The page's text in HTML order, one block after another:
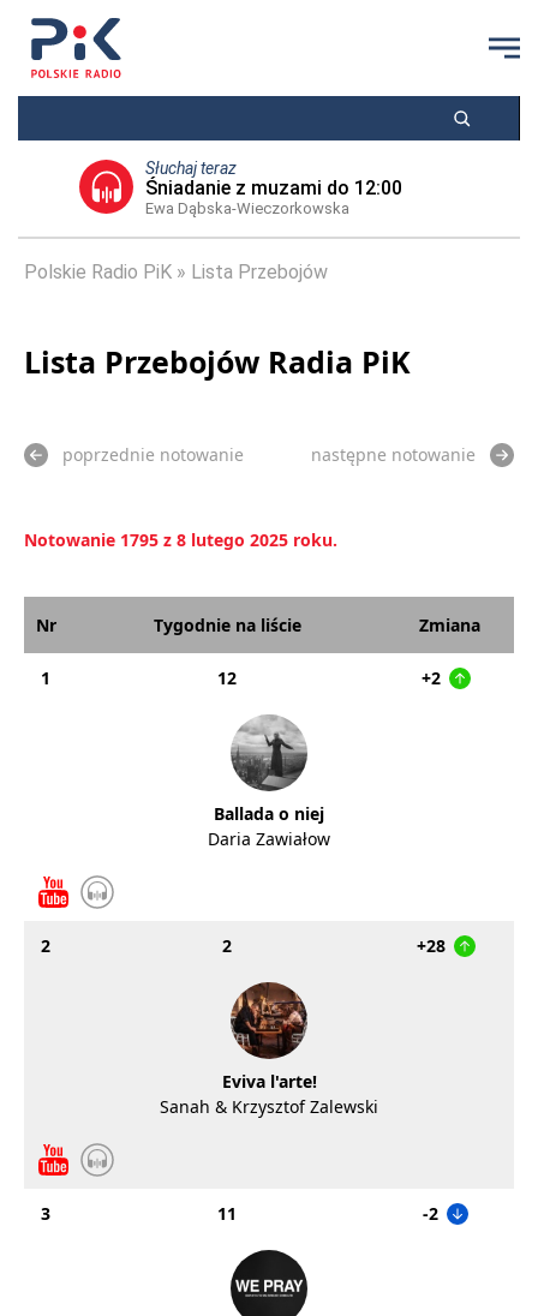
Słuchaj teraz
Śniadanie z muzami do 12:00
Ewa Dąbska-Wieczorkowska
Polskie Radio PiK Lista Przebojów
Lista Przebojów Radia PiK
poprzednie notowanie następne notowanie
Notowanie 1795 z 8 lutego 2025 roku.
Nr Tygodnie na liście Zmiana
1 12 +2
Ballada o niej
Daria Zawiałow
2 2 +28
Eviva l'arte!
Sanah & Krzysztof Zalewski
3 11 -2